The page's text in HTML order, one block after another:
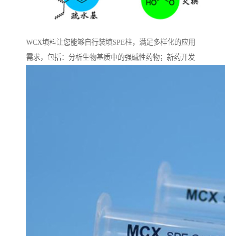
WCX填料让您能够自行装填SPE柱，满足多样化的应用
需求，包括：分析生物基质中的强碱性药物；新药开发